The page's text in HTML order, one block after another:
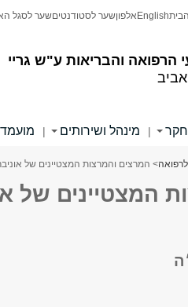
הרפואה והבריאות ע"ש גריי
English אלפוןשער לסטודנטיםשער לסגל
| מינהל ושירותים |
> המרצים והמרצות המצטיינים של
המצטיינים של